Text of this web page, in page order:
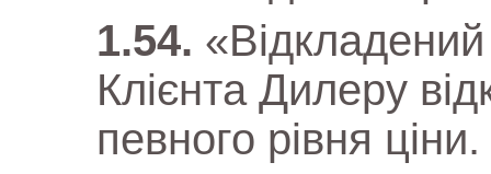
Клієнта Дилеру
певного рівня ціни.